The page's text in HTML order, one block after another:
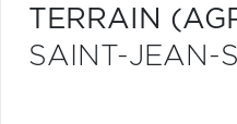
TERRAIN
SAINT-JEAN-